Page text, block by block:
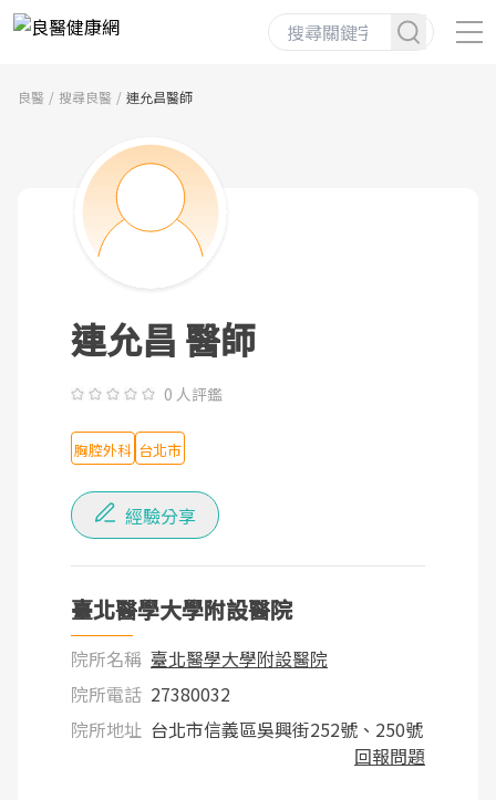
良醫 搜尋良醫 連允昌醫師
連允昌 醫師
0 人評鑑
胸腔外科 台北市
經驗分享
臺北醫學大學附設醫院
院所名稱 臺北醫學大學附設醫院
院所電話 27380032
院所地址 台北市信義區吳興街252號、250號
回報問題